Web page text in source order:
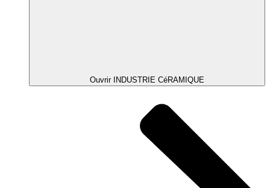
Ouvrir INDUSTRIE CéRAMIQUE